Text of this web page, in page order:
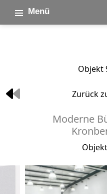
Menü
Objekt
Zurück
Moderne